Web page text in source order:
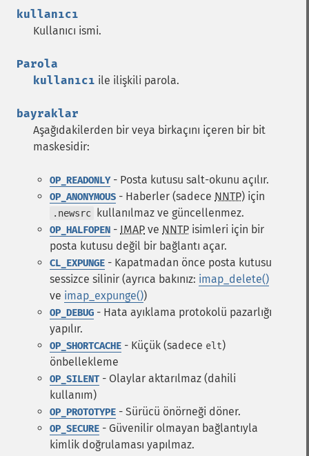
kullanıcı
Kullanıcı ismi.
Parola
kullanıcı ile ilişkili parola.
bayraklar
Aşağıdakilerden bir veya birkaçını içeren bir bit
maskesidir:
OP_READONLY- Posta kutusu salt-okunu açılır.
OP_ANONYMOUS - Haberler (sadece NNTP) için
.newsrc kullanılmaz ve güncellenmez.
OP_HALFOPEN - IMAP ve NNTP isimleri için bir
posta kutusu değil bir bağlantı açar.
CL_EXPUNGE - Kapatmadan önce posta kutusu
sessizce silinir (ayrıca bakınız: imap_delete()
ve imap_expunge())
OP_DEBUG - Hata ayıklama protokolü pazarlığı
yapılır.
OP_SHORTCACHE - Küçük (sadece elt)
önbellekleme
OP_SILENT - Olaylar aktarılmaz (dahili
kullanım)
OP_PROTOTYPE - Sürücü önörneği döner.
OP_SECURE - Güvenilir olmayan bağlantıyla
kimlik doğrulaması yapılmaz.